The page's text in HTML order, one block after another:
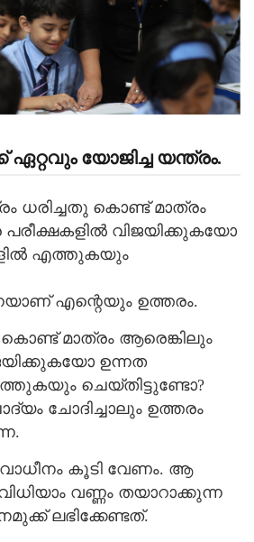
ഏറ്റവും യോജിച്ച യന്ത്രം.
ധരിച്ചതു കൊണ്ട് മാത്രം
വിജയിക്കുകയോ
എത്തുകയും
എന്റെയും ഉത്തരം.
കൊണ്ട് മാത്രം ആരെങ്കിലും
ഉന്നത
ചെയ്തിട്ടുണ്ടോ?
ചോദിച്ചാലും ഉത്തരം
കൂടി വേണം. ആ
വണ്ണം തയാറാക്കുന്ന
ലഭിക്കേണ്ടത്.